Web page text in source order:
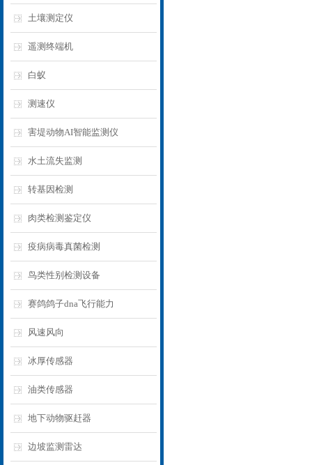
土壤测定仪
遥测终端机
白蚁
测速仪
害堤动物AI智能监测仪
水土流失监测
转基因检测
肉类检测鉴定仪
疫病病毒真菌检测
鸟类性别检测设备
赛鸽鸽子dna飞行能力
风速风向
冰厚传感器
油类传感器
地下动物驱赶器
边坡监测雷达